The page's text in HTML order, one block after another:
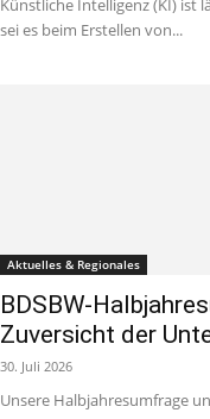
Künstliche Intelligenz (KI) ist
sei es beim Erstellen von...
Aktuelles & Regionales
BDSBW-
Zuversicht der
30. Juli 2026
Unsere Halbjahresumfrage